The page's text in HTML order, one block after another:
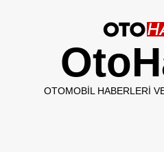
OTOMOBIL HABERLERI